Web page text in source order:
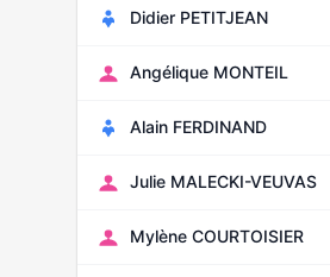
Didier PETITJEAN
Angélique MONTEIL
Alain FERDINAND
Julie MALECKI-VEUVAS
Mylène COURTOISIER